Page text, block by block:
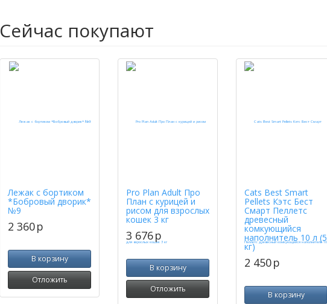
Сейчас покупают
Лежак с бортиком
*Бобровый дворик*
№9
2 360p
В корзину
Отложить
Pro Plan Adult Про
План с курицей и
рисом для взрослых
кошек 3 кг
3 676p
В корзину
Отложить
Cats Best Smart
Pellets Кэтс Бест
Смарт Пеллетс
древесный
комкующийся
наполнитель 10 л (5
кг)
2 450p
В корзину